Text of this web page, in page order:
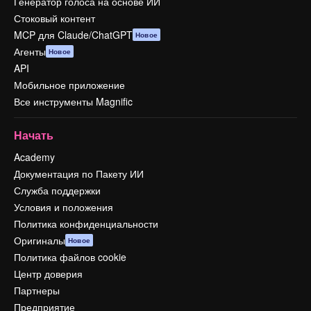
Стоковый контент
MCP для Claude/ChatGPT Новое
Агенты Новое
API
Мобильное приложение
Все инструменты Magnific
Начать
Academy
Документация по Пакету ИИ
Служба поддержки
Условия и положения
Политика конфиденциальности
Оригиналы Новое
Политика файлов cookie
Центр доверия
Партнеры
Предприятие